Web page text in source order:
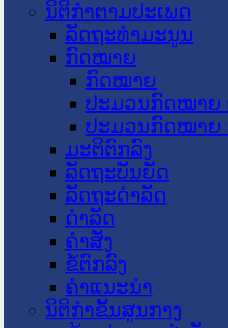
ນິຕິກໍາຕາມປະເພດ
ລັດຖະທໍາມະນູນ
ກົດໝາຍ
ກົດໝາຍ
ປະມວນກົດໝາຍ
ປະມວນກົດໝາຍ
ມະຕິຕົກລົງ
ລັດຖະບັນຍັດ
ລັດຖະດໍາລັດ
ດໍາລັດ
ຄໍາສັ່ງ
ຂໍ້ຕົກລົງ
ຄໍາແນະນໍາ
ນິຕິກຳຂັ້ນສູນກາງ